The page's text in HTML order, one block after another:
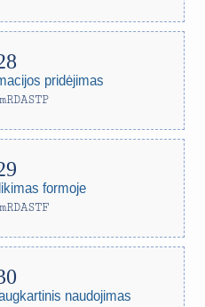
pridėjimas
formoje
naudojimas